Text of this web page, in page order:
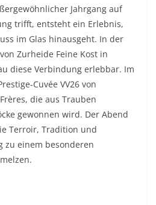
Jahrgang auf
trifft, entsteht ein Erlebnis,
im Glas hinausgeht. In der
Zurheide Feine Kost in
diese Verbindung erlebbar. Im
Cuvée VV26 von
die aus Trauben
gewonnen wird. Der Abend
Terroir, Tradition und
zu einem besonderen